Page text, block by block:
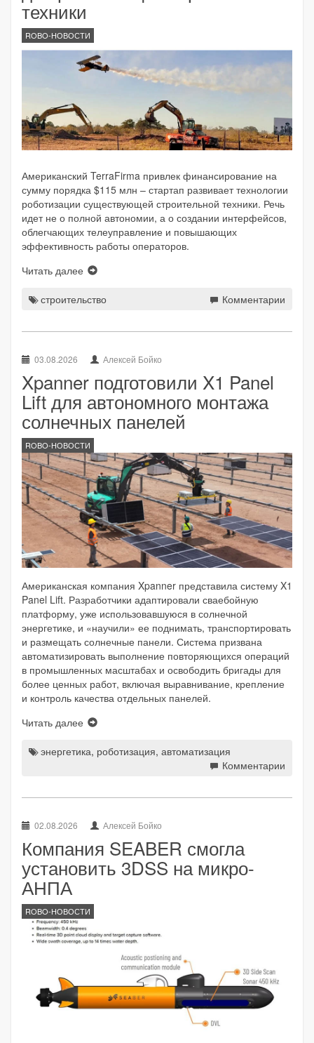
техники
ROBO-НОВОСТИ
Американский TerraFirma привлек финансирование на
сумму порядка $115 млн – стартап развивает технологии
роботизации существующей строительной техники. Речь
идет не о полной автономии, а о создании интерфейсов,
облегчающих телеуправление и повышающих
эффективность работы операторов.
Читать далее
строительство Комментарии
03.08.2026 Алексей Бойко
Xpanner подготовили X1 Panel
Lift для автономного монтажа
солнечных панелей
ROBO-НОВОСТИ
Американская компания Xpanner представила систему X1
Panel Lift. Разработчики адаптировали сваебойную
платформу, уже использовавшуюся в солнечной
энергетике, и «научили» ее поднимать, транспортировать
и размещать солнечные панели. Система призвана
автоматизировать выполнение повторяющихся операций
в промышленных масштабах и освободить бригады для
более ценных работ, включая выравнивание, крепление
и контроль качества отдельных панелей.
Читать далее
энергетика, роботизация, автоматизация
Комментарии
02.08.2026 Алексей Бойко
Компания SEABER смогла
установить 3DSS на микро-
АНПА
ROBO-НОВОСТИ